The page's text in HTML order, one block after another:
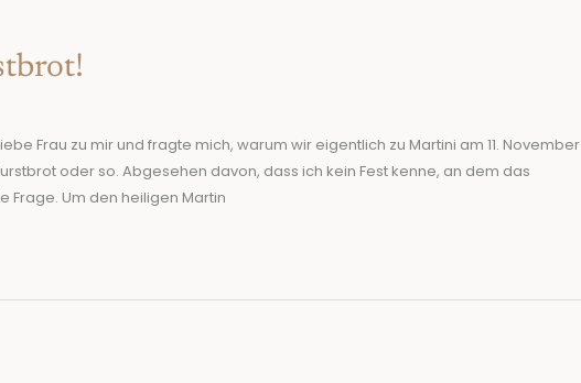
Frau zu mir und fragte mich, warum wir eigentlich zu Martini am 11. November
oder so. Abgesehen davon, dass ich kein Fest kenne, an dem das
Frage. Um den heiligen Martin